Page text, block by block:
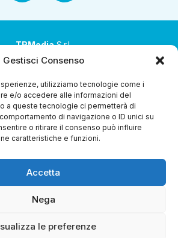
Gestisci Consenso
utilizziamo tecnologie come i
e/o accedere alle informazioni del
a queste tecnologie ci permetterà di
di navigazione o ID unici su
o ritirare il consenso può influire
caratteristiche e funzioni.
Accetta
Nega
le preferenze
TRMediaS.r.l.
Società a socio unico
ad attività di direzione e
di Coop Alleanza 3.0 Soc. Coop.
del ’99 nr. 51 42124 Reggio Emilia
(RE)
sociale € 1.040.000 i.v.
Diretta Streaming